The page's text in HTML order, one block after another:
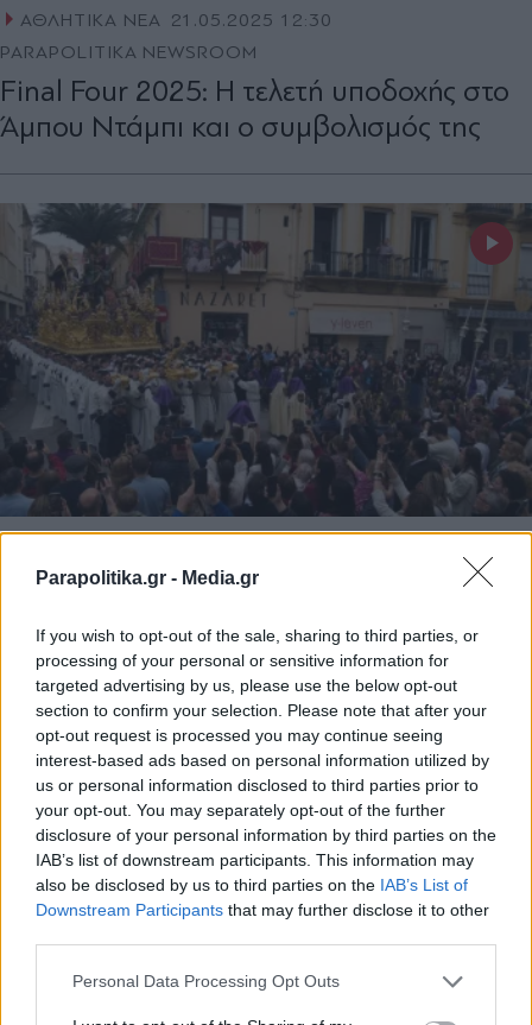
Parapolitika.gr - Media.gr
If you wish to opt-out of the sale, sharing to third parties, or
processing of your personal or sensitive information for
targeted advertising by us, please use the below opt-out
section to confirm your selection. Please note that after your
opt-out request is processed you may continue seeing
interest-based ads based on personal information utilized by
us or personal information disclosed to third parties prior to
your opt-out. You may separately opt-out of the further
disclosure of your personal information by third parties on the
IAB’s list of downstream participants. This information may
also be disclosed by us to third parties on the IAB’s List of
Downstream Participants that may further disclose it to other
Personal Data Processing Opt Outs
ΑΘΛΗΤΙΚΑ ΝΕΑ 21.05.2025 12:30
PARAPOLITIKA NEWSROOM
Final Four 2025: Η τελετή υποδοχής στο
Άμπου Ντάμπι και ο συμβολισμός της
PARAPOLITIKA NEWSROOM
εντυπωσιακά έθιμα του Πάσχα στην
Ισπανία
Εγγραφή στο newsletter